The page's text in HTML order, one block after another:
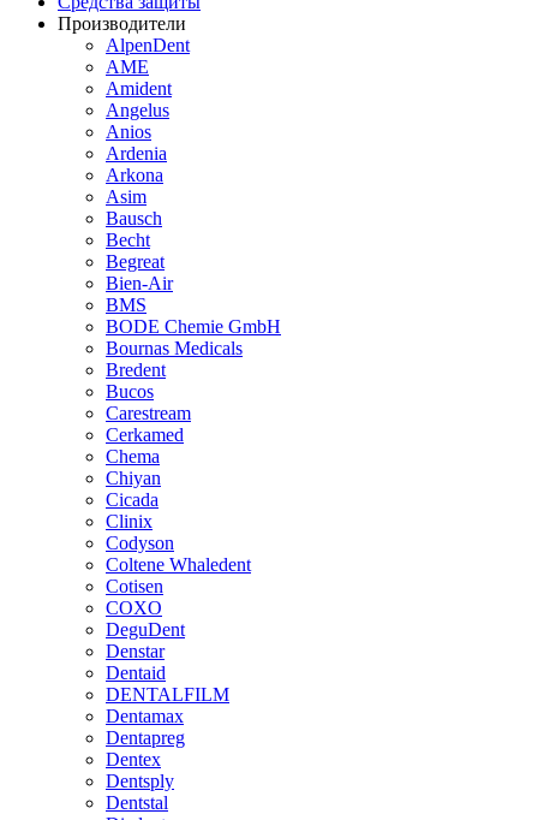
Производители
AlpenDent
AME
Amident
Angelus
Anios
Ardenia
Arkona
Asim
Bausch
Becht
Begreat
Bien-Air
BMS
BODE Chemie GmbH
Bournas Medicals
Bredent
Bucos
Carestream
Cerkamed
Chema
Chiyan
Cicada
Clinix
Codyson
Coltene Whaledent
Cotisen
COXO
DeguDent
Denstar
Dentaid
DENTALFILM
Dentamax
Dentapreg
Dentex
Dentsply
Dentstal